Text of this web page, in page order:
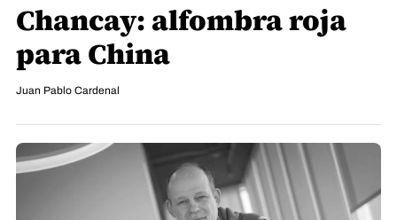
Chancay: alfombra roja
para China
Juan Pablo Cardenal